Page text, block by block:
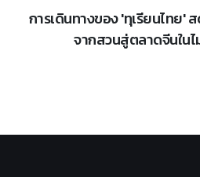
การเดินทางของ 'ทุเรียนไทย'
จากสวนสู่ตลาดจีนใน